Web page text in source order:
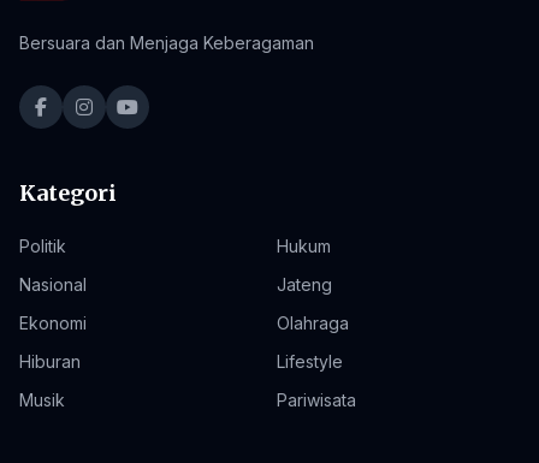
Bersuara dan Menjaga Keberagaman
Kategori
Politik
Hukum
Nasional
Jateng
Ekonomi
Olahraga
Hiburan
Lifestyle
Musik
Pariwisata